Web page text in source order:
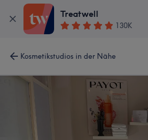
Treatwell
130K
Kosmetikstudios in der Nähe